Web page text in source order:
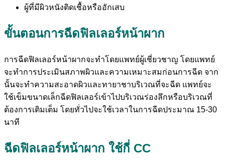
ผู้ที่มีผิวหนังติดเชื้อหรืออักเสบ
ขั้นตอนการฉีดฟิลเลอร์หน้าผาก
การฉีดฟิลเลอร์หน้าผากจะทำโดยแพทย์ผู้เชี่ยวชาญ โดยแพทย์
จะทำการประเมินสภาพผิวและความเหมาะสมก่อนการฉีด จาก
นั้นจะทำความสะอาดผิวและทายาชาบริเวณที่จะฉีด แพทย์จะ
ใช้เข็มขนาดเล็กฉีดฟิลเลอร์เข้าไปบริเวณร่องลึกหรือบริเวณที่
ต้องการเติมเต็ม โดยทั่วไปจะใช้เวลาในการฉีดประมาณ 15-30
นาที
ฉีดฟิลเลอร์หน้าผาก ใช้กี่ CC